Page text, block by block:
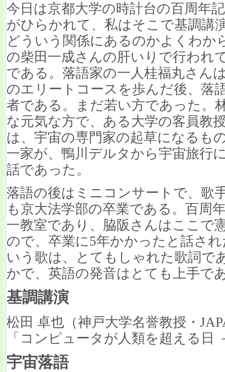
今日は京都大学の時計台の百周年
がひらかれて、私はそこで基調講
どういう関係にあるのかよくわか
の柴田一成さんの肝いりで行われ
である。落語家の一人桂福丸さん
のエリートコースを歩んだ後、落
者である。まだ若い方であった。
な元気な方で、ある大学の客員教
は、宇宙の専門家の起草になるも
一家が、鴨川デルタから宇宙旅行
話であった。
落語の後はミニコンサートで、歌
も京大法学部の卒業である。 百周
一教室であり、脇阪さんはここで
ので、卒業に5年かかったと話さ
いう歌は、とてもしゃれた歌詞で
かで、英語の発音はとても上手で
基調講演
松田 卓也（神戸大学名誉教授・
「コンピュータが人類を超える日
宇宙落語